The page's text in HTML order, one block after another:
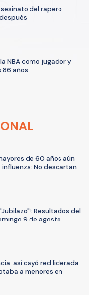
del rapero
NBA como jugador y
86 años
de 60 años aún
No descartan
Resultados del
9 de agosto
así cayó red liderada
a menores en